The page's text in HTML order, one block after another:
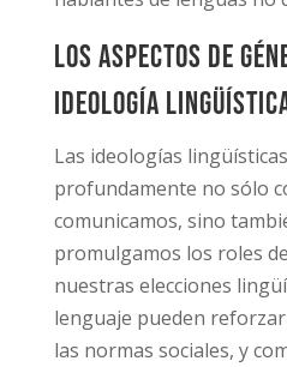
Los aspectos de
ideología
Las ideologías
profundamente no sólo
comunicamos, sino
promulgamos los roles
nuestras elecciones
lenguaje pueden
las normas sociales, y